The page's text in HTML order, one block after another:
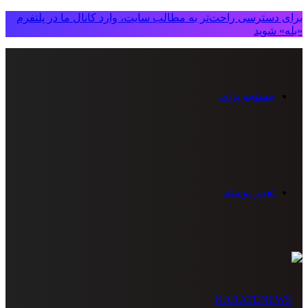
برای دسترسی راحت‌تر به مطالب سایت، وارد کانال ما در پلتفرم
«بله» شوید
جستجو برای
تغییر پوسته